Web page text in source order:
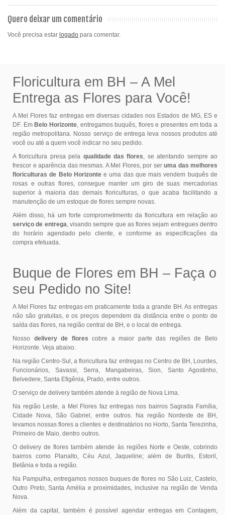
Quero deixar um comentário
Você precisa estar logado para comentar.
Floricultura em BH – A Mel
Entrega as Flores para Você!
A Mel Flores faz entregas em diversas cidades nos Estados de MG, ES e
DF. Em Belo Horizonte, entregamos buquês, flores e presentes em toda a
região metropolitana. Nosso serviço de entrega leva nossos produtos até
você ou até a quem você indicar no seu pedido.
A floricultura presa pela qualidade das flores, se atentando sempre ao
frescor e aparência das mesmas. A Mel Flores, por seruma das melhores
floriculturas de Belo Horizontee uma das que mais vendem buquês de
rosas e outras flores, consegue manter um giro de suas mercadorias
superior à maioria das demais floriculturas, o que acaba facilitando a
manutenção de um estoque de flores sempre novas.
Além disso, há um forte comprometimento da floricultura em relação ao
serviço de entrega, visando sempre que as flores sejam entregues dentro
do horário agendado pelo cliente, e conforme as especificações da
compra efetuada.
Buque de Flores em BH – Faça o
seu Pedido no Site!
A Mel Flores faz entregas em praticamente toda a grande BH. As entregas
não são gratuitas, e os preços dependem da distância entre o ponto de
saída das flores, na região central de BH, e o local de entrega.
Nosso delivery de flores cobre a maior parte das regiões de Belo
Horizonte. Veja abaixo.
Na região Centro-Sul, a floricultura faz entregas no Centro de BH, Lourdes,
Funcionários, Savassi, Serra, Mangabeiras, Sion, Santo Agostinho,
Belvedere, Santa Efigênia, Prado, entre outros.
O serviço de delivery também atende à região de Nova Lima.
Na região Leste, a Mel Flores faz entregas nos bairros Sagrada Família,
Cidade Nova, São Gabriel, entre outros. Na região Nordeste de BH,
levamos nossas flores a clientes e destinatários no Horto, Santa Terezinha,
Primeiro de Maio, dentro outros.
O delivery de flores também atende às regiões Norte e Oeste, cobrindo
bairros como Planalto, Céu Azul, Jaqueline; além de Buritis, Estoril,
Betânia e toda a região.
Na Pampulha, entregamos nossos buques de flores no São Luiz, Castelo,
Outro Preto, Santa Amélia e proximidades, inclusive na região de Venda
Nova.
Além da capital, também é possível agendar entregas em Contagem,